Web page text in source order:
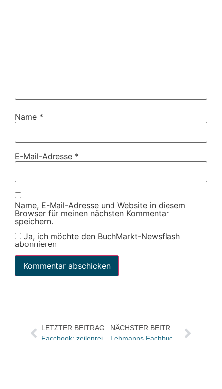
Name *
E-Mail-Adresse *
Name, E-Mail-Adresse und Website in diesem
Browser für meinen nächsten Kommentar
speichern.
Ja, ich möchte den BuchMarkt-Newsflash
abonnieren
LETZTER BEITRAG
Facebook: zeilenreich präsentiert App für Fortsetzungsroman mit Sebastian Fitzek